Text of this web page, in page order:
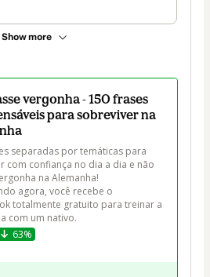
Show more
vergonha - 150 frases
para sobreviver na
separadas por temáticas para
com confiança no dia a dia e não
na Alemanha!
agora, você recebe o
totalmente gratuito para treinar a
com um nativo.
63%